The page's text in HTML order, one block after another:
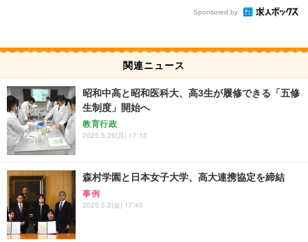
Sponsored by
関連ニュース
昭和中高と昭和医科大、高3生が履修できる「五修
生制度」開始へ
教育行政
2025.5.26(月) 17:15
森村学園と日本女子大学、高大連携協定を締結
事例
2025.5.2(金) 17:45